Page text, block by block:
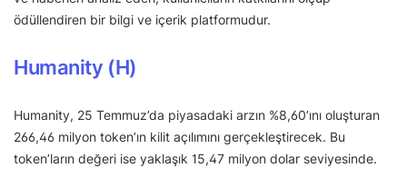
ödüllendiren bir bilgi ve içerik platformudur.
Humanity (H)
Humanity, 25 Temmuz’da piyasadaki arzın %8,60’ını oluşturan
266,46 milyon token’ın kilit açılımını gerçekleştirecek. Bu
token’ların değeri ise yaklaşık 15,47 milyon dolar seviyesinde.